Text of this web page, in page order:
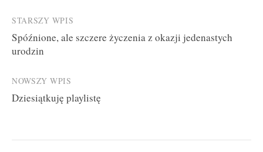
Post
navigation
STARSZY WPIS
Spóźnione, ale szczere życzenia z okazji jedenastych
urodzin
NOWSZY WPIS
Dziesiątkuję playlistę